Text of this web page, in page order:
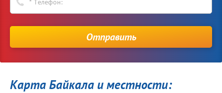
Отправить
Карта Байкала и местности: